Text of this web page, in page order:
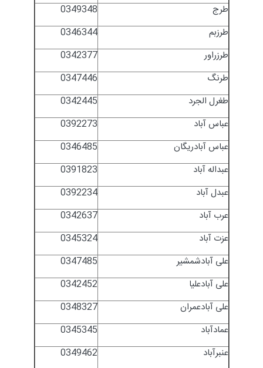
0349348
طرج
0346344
طرزبم
0342377
طرزراور
0347446
طرنگ
0342445
طغرل الجرد
0392273
عباس آباد
0346485
عباس آبادریگان
0391823
عبداله آباد
0392234
عبدل آباد
0342637
عرب آباد
0345324
عزت آباد
0347485
علی آبادشمشیر
0342452
علی آبادعلیا
0348327
علی آبادعمران
0345345
عمادآباد
0349462
عنبرآباد